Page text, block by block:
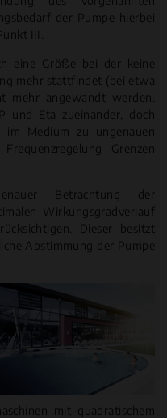
der Pumpe hierbei
III.
eine Größe bei der keine
mehr stattfindet (bei etwa
mehr angewandt werden.
und Eta zueinander, doch
Medium zu ungenauen
Grenzen
Betrachtung der
Wirkungsgradverlauf
Dieser besitzt
Abstimmung der Pumpe
mit quadratischem